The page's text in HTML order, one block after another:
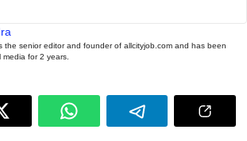
the senior editor and founder of allcityjob.com and has been
for 2 years.